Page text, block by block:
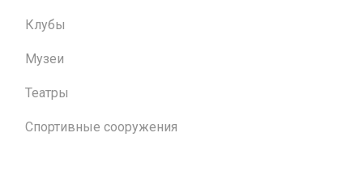
Клубы
Музеи
Театры
Спортивные сооружения